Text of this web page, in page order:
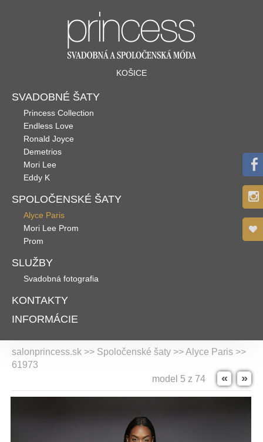
KOŠICE
SVADOBNÉ ŠATY
Princess Collection
Endless Love
Ronald Joyce
Demetrios
Mori Lee
Eddy K
SPOLOČENSKÉ ŠATY
Alyce Paris
Mori Lee Prom
Prom
SLUŽBY
Svadobná fotografia
KONTAKTY
INFORMÁCIE
salonprincess.sk >> Spoločenské šaty >>Alyce Paris >>
61973
»
«
model 5 z 74